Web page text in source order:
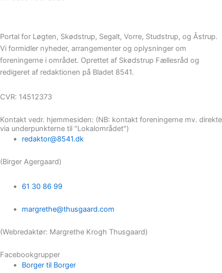
Portal for Løgten, Skødstrup, Segalt, Vorre, Studstrup, og Åstrup.
Vi formidler nyheder, arrangementer og oplysninger om
foreningerne i området. Oprettet af Skødstrup Fællesråd og
redigeret af redaktionen på Bladet 8541.
CVR: 14512373
Kontakt vedr. hjemmesiden: (NB: kontakt foreningerne mv. direkte
via underpunkterne til "Lokalområdet")
redaktor@8541.dk
(Birger Agergaard)
61 30 86 99
margrethe@thusgaard.com
(Webredaktør: Margrethe Krogh Thusgaard)
Facebookgrupper
Borger til Borger